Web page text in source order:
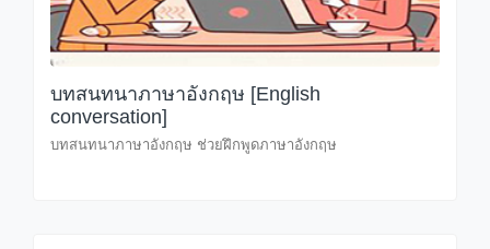
บทสนทนาภาษาอังกฤษ [English
conversation]
บทสนทนาภาษาอังกฤษ ช่วยฝึกพูดภาษาอังกฤษ